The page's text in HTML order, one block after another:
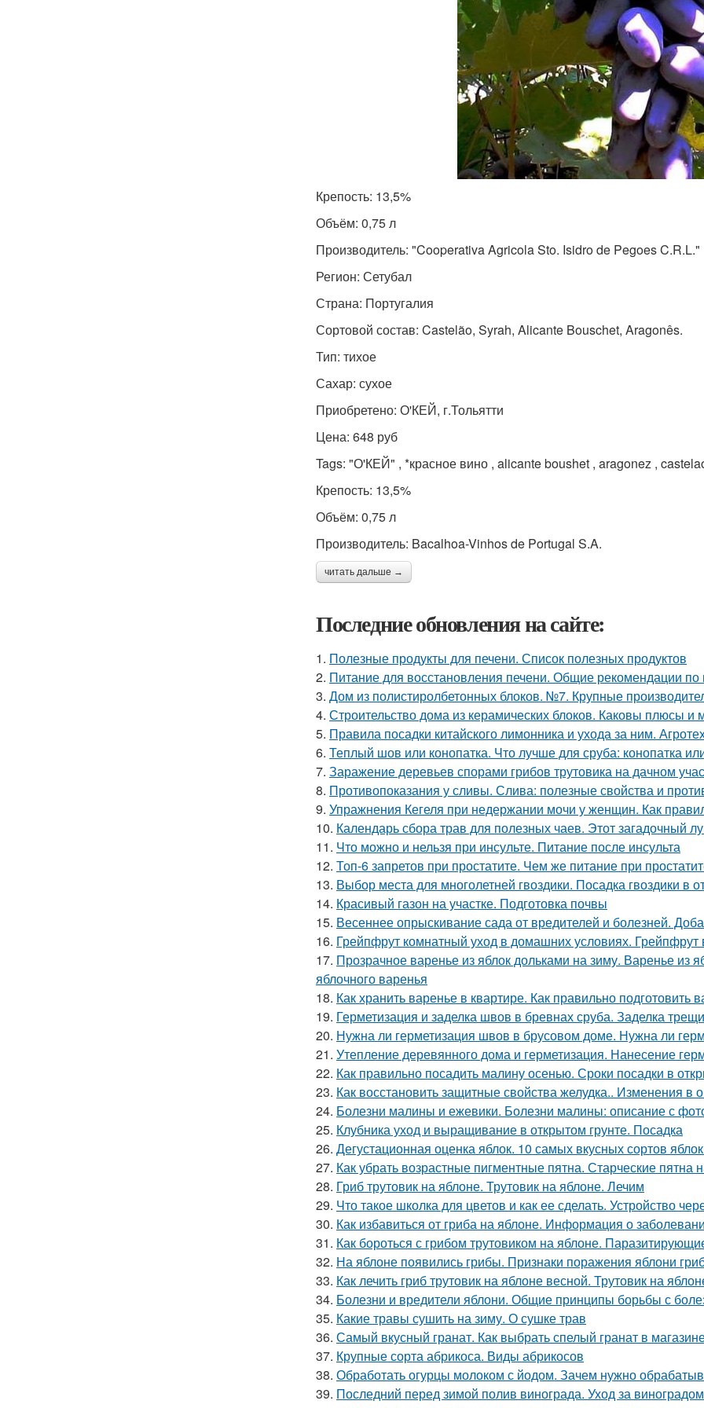
Крепость: 13,5%
Объём: 0,75 л
Производитель: "Cooperativa Agricola Sto. Isidro de Pegoes C.R.L."
Регион: Сетубал
Страна: Португалия
Сортовой состав: Castelão, Syrah, Alicante Bouschet, Aragonês.
Тип: тихое
Сахар: сухое
Приобретено: О'КЕЙ, г.Тольятти
Цена: 648 руб
Tags: "О'КЕЙ" , *красное вино , alicante boushet , aragonez ,
Крепость: 13,5%
Объём: 0,75 л
Производитель: Bacalhoa-Vinhos de Portugal S.A.
читать дальше →
Последние обновления на сайте:
1. Полезные продукты для печени. Список полезных продуктов
2. Питание для восстановления печени. Общие рекомендации
3. Дом из полистиролбетонных блоков. №7. Крупные
4. Строительство дома из керамических блоков. Каковы плюсы и
5. Правила посадки китайского лимонника и ухода за ним.
6. Теплый шов или конопатка. Что лучше для сруба: конопатка
7. Заражение деревьев спорами грибов трутовика на дачном
8. Противопоказания у сливы. Слива: полезные свойства и
9. Упражнения Кегеля при недержании мочи у женщин. Как
10. Календарь сбора трав для полезных чаев. Этот загадочный
11. Что можно и нельзя при инсульте. Питание после инсульта
12. Топ-6 запретов при простатите. Чем же питание при
13. Выбор места для многолетней гвоздики. Посадка гвоздики в
14. Красивый газон на участке. Подготовка почвы
15. Весеннее опрыскивание сада от вредителей и болезней.
16. Грейпфрут комнатный уход в домашних условиях. Грейпфрут
17. Прозрачное варенье из яблок дольками на зиму. Варенье из
яблочного варенья
18. Как хранить варенье в квартире. Как правильно подготовить
19. Герметизация и заделка швов в бревнах сруба. Заделка
20. Нужна ли герметизация швов в брусовом доме. Нужна ли
21. Утепление деревянного дома и герметизация. Нанесение
22. Как правильно посадить малину осенью. Сроки посадки в
23. Как восстановить защитные свойства желудка.. Изменения в
24. Болезни малины и ежевики. Болезни малины: описание с
25. Клубника уход и выращивание в открытом грунте. Посадка
26. Дегустационная оценка яблок. 10 самых вкусных сортов
27. Как убрать возрастные пигментные пятна. Старческие пятна
28. Гриб трутовик на яблоне. Трутовик на яблоне. Лечим
29. Что такое школка для цветов и как ее сделать. Устройство
30. Как избавиться от гриба на яблоне. Информация о
31. Как бороться с грибом трутовиком на яблоне.
32. На яблоне появились грибы. Признаки поражения яблони
33. Как лечить гриб трутовик на яблоне весной. Трутовик на
34. Болезни и вредители яблони. Общие принципы борьбы с
35. Какие травы сушить на зиму. О сушке трав
36. Самый вкусный гранат. Как выбрать спелый гранат в
37. Крупные сорта абрикоса. Виды абрикосов
38. Обработать огурцы молоком с йодом. Зачем нужно
39. Последний перед зимой полив винограда. Уход за